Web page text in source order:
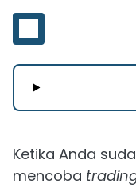
Ketika Anda
mencoba